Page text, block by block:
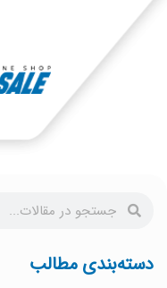
دسته‌بندی مطالب